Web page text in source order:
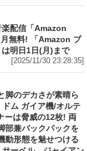
楽配信「Amazon
無料! 「Amazon ブ
明日1日(月)まで
[2025/11/30 23:28:35]
脚のデカさが素晴ら
ム ガイア機/オルテ
ーは脅威の12枚! 両
部兼バックパックを
動形態を魅せつける